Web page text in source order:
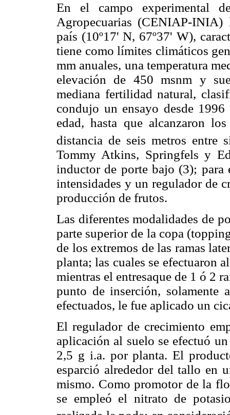
En el campo experimental
Agropecuarias (CENIAP-
país (10º17' N, 67º37' W),
tiene como límites climáticos
mm anuales, una temperatura
elevación de 450 msnm y
mediana fertilidad natural,
condujo un ensayo desde
edad, hasta que alcanzaron
distancia de seis metros entre
Tommy Atkins, Springfels y
inductor de porte bajo (3); para
intensidades y un regulador de
producción de frutos.
Las diferentes modalidades de
parte superior de la copa
de los extremos de las ramas
planta; las cuales se efectuaron
mientras el entresaque de 1 ó 2
punto de inserción,
efectuados, le fue aplicado un
El regulador de crecimiento
aplicación al suelo se efectuó
2,5 g i.a. por planta. El
esparció alrededor del tallo en
mismo. Como promotor de la
se empleó el nitrato de